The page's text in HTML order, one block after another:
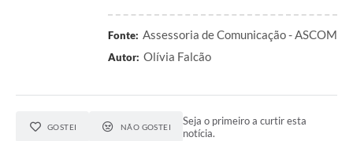
Fonte: Assessoria de Comunicação - ASCOM
Autor: Olívia Falcão
GOSTEI NÃO GOSTEI
Seja o primeiro a curtir esta
notícia.